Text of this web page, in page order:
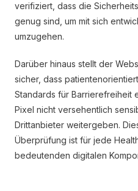
verifiziert, dass die
genug sind, um mit sich
umzugehen.
Darüber hinaus stellt der
sicher, dass
Standards für Barrierefreiheit
Pixel nicht versehentlich
Drittanbieter weitergeben.
Überprüfung ist für jede
bedeutenden digitalen